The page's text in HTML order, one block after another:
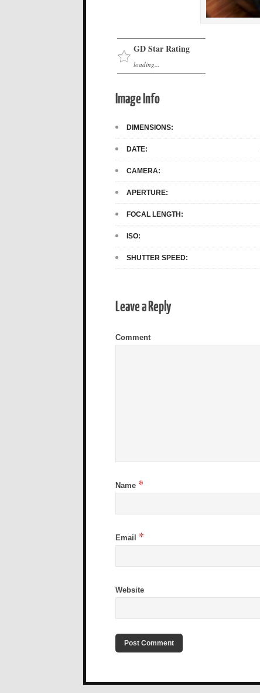
GD Star Rating
loading...
Image Info
DIMENSIONS:
DATE:
CAMERA:
APERTURE:
FOCAL LENGTH:
ISO:
SHUTTER SPEED:
Leave a Reply
Comment
Name *
Email *
Website